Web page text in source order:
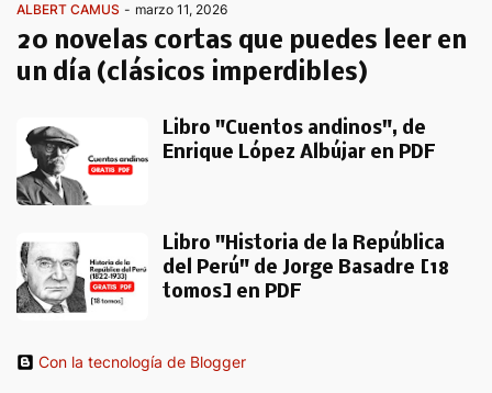
ALBERT CAMUS - marzo 11, 2026
20 novelas cortas que puedes leer en
un día (clásicos imperdibles)
Libro "Cuentos andinos", de
Enrique López Albújar en PDF
Libro "Historia de la República
del Perú" de Jorge Basadre [18
tomos] en PDF
Con la tecnología de Blogger